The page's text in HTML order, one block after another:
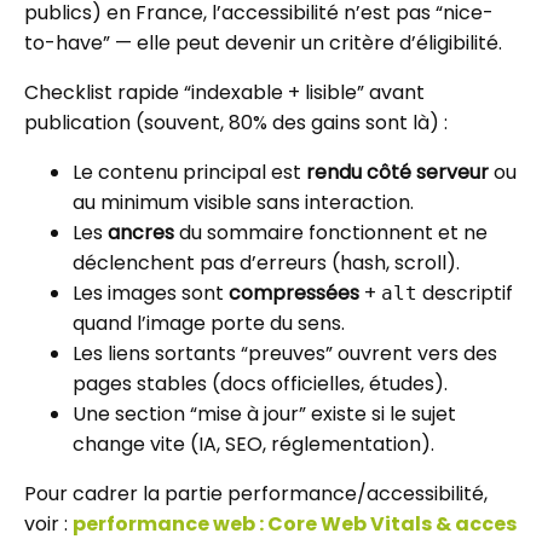
publics) en France, l’accessibilité n’est pas “nice-
to-have” — elle peut devenir un critère d’éligibilité.
Checklist rapide “indexable + lisible” avant
publication (souvent, 80% des gains sont là) :
Le contenu principal est rendu côté serveurou
au minimum visible sans interaction.
Lesancresdu sommaire fonctionnent et ne
déclenchent pas d’erreurs (hash, scroll).
Les images sont compressées + alt descriptif
quand l’image porte du sens.
Les liens sortants “preuves” ouvrent vers des
pages stables (docs officielles, études).
Une section “mise à jour” existe si le sujet
change vite (IA, SEO, réglementation).
Pour cadrer la partie performance/accessibilité,
voir : performance web : Core Web Vitals & acces